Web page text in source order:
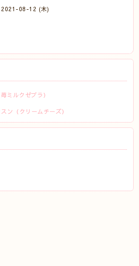
2021-08-12 (木)
ミルクゼブラ）
ン（クリームチーズ）